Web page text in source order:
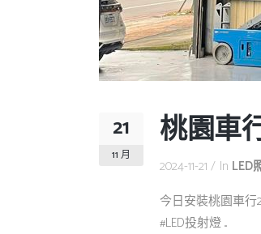
21
11 月
桃園車
2024-11-21 In LED
今日安裝桃園車
#LED投射燈 ...